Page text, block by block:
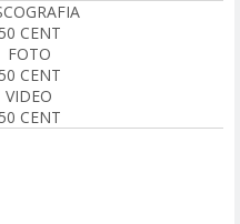
50 CENT
FOTO
50 CENT
VIDEO
50 CENT